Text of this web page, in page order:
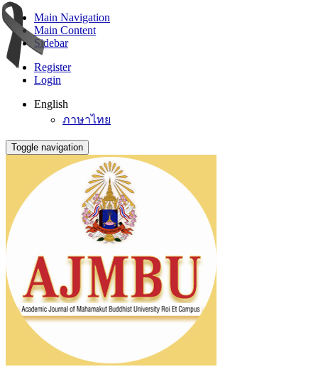
Main Navigation
Main Content
Sidebar
Register
Login
English
ภาษาไทย
Toggle navigation